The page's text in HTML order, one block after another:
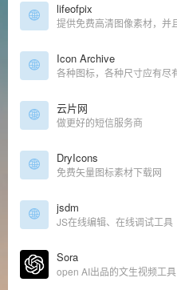
lifeofpix
提供免费高清图像素材，并
Icon Archive
各种图标，各种尺寸应有尽
云片网
做更好的短信服务商
DryIcons
免费矢量图标素材下载网
jsdm
JS在线编辑、在线调试工具
Sora
open AI出品的文生视频工具